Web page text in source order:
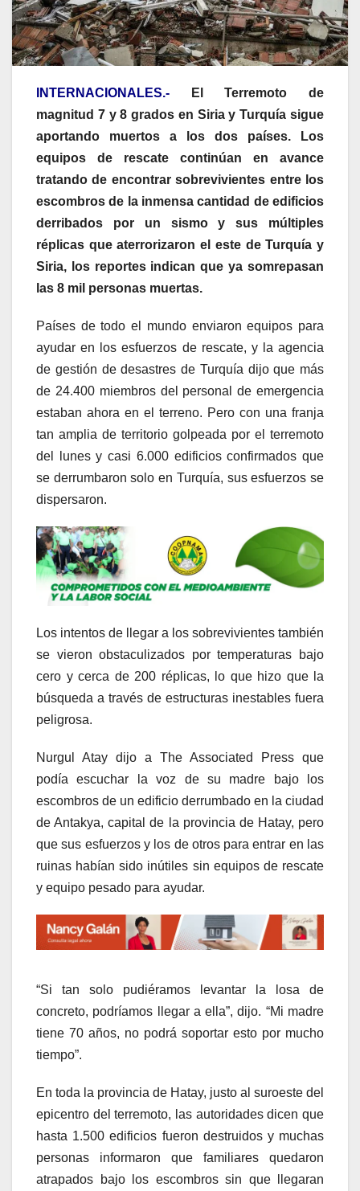
INTERNACIONALES.-
El Terremoto de
magnitud 7 y 8 grados en Siria y Turquía sigue
aportando muertos a los dos países. Los
equipos de rescate continúan en avance
tratando de encontrar sobrevivientes entre los
escombros de la inmensa cantidad de edificios
derribados por un sismo y sus múltiples
réplicas que aterrorizaron el este de Turquía y
Siria, los reportes indican que ya somrepasan
las 8 mil personas muertas.
Países de todo el mundo enviaron equipos para
ayudar en los esfuerzos de rescate, y la agencia
de gestión de desastres de Turquía dijo que más
de 24.400 miembros del personal de emergencia
estaban ahora en el terreno. Pero con una franja
tan amplia de territorio golpeada por el terremoto
del lunes y casi 6.000 edificios confirmados que
se derrumbaron solo en Turquía, sus esfuerzos se
dispersaron.
Los intentos de llegar a los sobrevivientes también
se vieron obstaculizados por temperaturas bajo
cero y cerca de 200 réplicas, lo que hizo que la
búsqueda a través de estructuras inestables fuera
peligrosa.
Nurgul Atay dijo a The Associated Press que
podía escuchar la voz de su madre bajo los
escombros de un edificio derrumbado en la ciudad
de Antakya, capital de la provincia de Hatay, pero
que sus esfuerzos y los de otros para entrar en las
ruinas habían sido inútiles sin equipos de rescate
y equipo pesado para ayudar.
“Si tan solo pudiéramos levantar la losa de
concreto, podríamos llegar a ella”, dijo. “Mi madre
tiene 70 años, no podrá soportar esto por mucho
tiempo”.
En toda la provincia de Hatay, justo al suroeste del
epicentro del terremoto, las autoridades dicen que
hasta 1.500 edificios fueron destruidos y muchas
personas informaron que familiares quedaron
atrapados bajo los escombros sin que llegaran